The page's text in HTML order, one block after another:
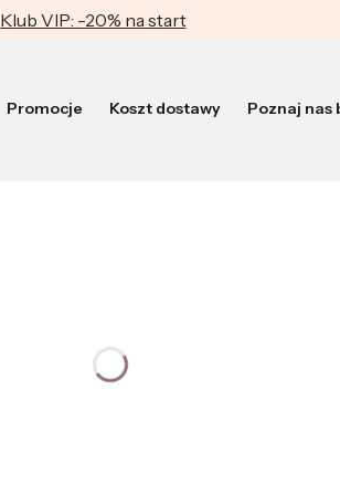
Klub VIP: -20% na start
Promocje Koszt dostawy Poznaj nas